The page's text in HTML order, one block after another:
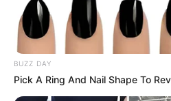
BUZZ DAY
Pick A Ring And Nail Shape To